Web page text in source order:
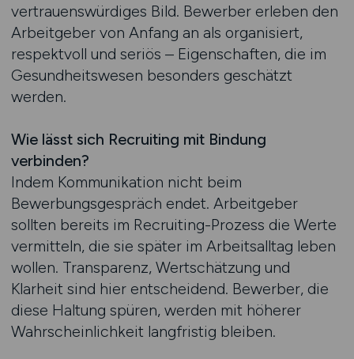
vertrauenswürdiges Bild. Bewerber erleben den
Arbeitgeber von Anfang an als organisiert,
respektvoll und seriös – Eigenschaften, die im
Gesundheitswesen besonders geschätzt
werden.
Wie lässt sich Recruiting mit Bindung
verbinden?
Indem Kommunikation nicht beim
Bewerbungsgespräch endet. Arbeitgeber
sollten bereits im Recruiting-Prozess die Werte
vermitteln, die sie später im Arbeitsalltag leben
wollen. Transparenz, Wertschätzung und
Klarheit sind hier entscheidend. Bewerber, die
diese Haltung spüren, werden mit höherer
Wahrscheinlichkeit langfristig bleiben.